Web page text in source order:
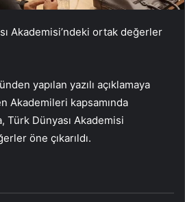
Akademisi’ndeki ortak değerler
yapılan yazılı açıklamaya
Akademileri kapsamında
Dünyası Akademisi
öne çıkarıldı.